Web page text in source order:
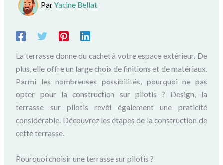
ParYacine Bellat
La terrasse donne du cachet à votre espace extérieur. De
plus, elle offre un large choix de finitions et de matériaux.
Parmi les nombreuses possibilités, pourquoi ne pas
opter pour la construction sur pilotis ? Design, la
terrasse sur pilotis revêt également une praticité
considérable. Découvrez les étapes de la construction de
cette terrasse.
Pourquoi choisir une terrasse sur pilotis ?